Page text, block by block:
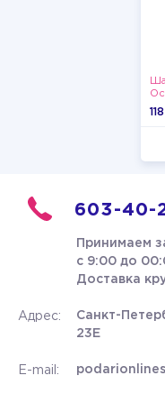
603-40-
Принимаем
с 9:00 до
Доставка
Адрес:
Санкт-
23Е
E-mail: